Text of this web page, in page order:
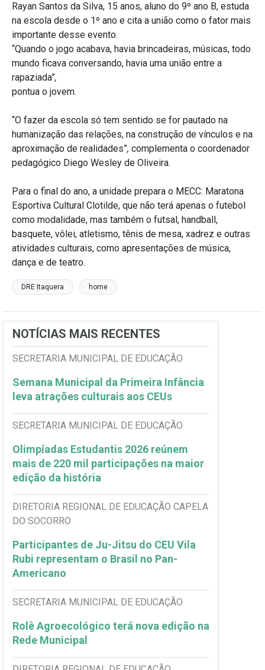
Rayan Santos da Silva, 15 anos, aluno do 9º ano B, estuda
na escola desde o 1º ano e cita a união como o fator mais
importante desse evento.
“Quando o jogo acabava, havia brincadeiras, músicas, todo
mundo ficava conversando, havia uma união entre a
rapaziada”,
pontua o jovem.
“O fazer da escola só tem sentido se for pautado na
humanização das relações, na construção de vínculos e na
aproximação de realidades”, complementa o coordenador
pedagógico Diego Wesley de Oliveira.
Para o final do ano, a unidade prepara o MECC: Maratona
Esportiva Cultural Clotilde, que não terá apenas o futebol
como modalidade, mas também o futsal, handball,
basquete, vôlei, atletismo, tênis de mesa, xadrez e outras
atividades culturais, como apresentações de música,
dança e de teatro.
DRE Itaquera home
NOTÍCIAS MAIS RECENTES
SECRETARIA MUNICIPAL DE EDUCAÇÃO
Semana Municipal da Primeira Infância
leva atrações culturais aos CEUs
SECRETARIA MUNICIPAL DE EDUCAÇÃO
Olimpíadas Estudantis 2026 reúnem
mais de 220 mil participações na maior
edição da história
DIRETORIA REGIONAL DE EDUCAÇÃO CAPELA
DO SOCORRO
Participantes de Ju-Jitsu do CEU Vila
Rubi representam o Brasil no Pan-
Americano
SECRETARIA MUNICIPAL DE EDUCAÇÃO
Rolê Agroecológico terá nova edição na
Rede Municipal